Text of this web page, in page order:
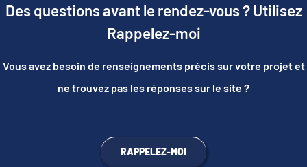
Des questions avant le rendez-vous ? Utilisez
Rappelez-moi
Vous avez besoin de renseignements précis sur votre projet et
ne trouvez pas les réponses sur le site ?
RAPPELEZ-MOI